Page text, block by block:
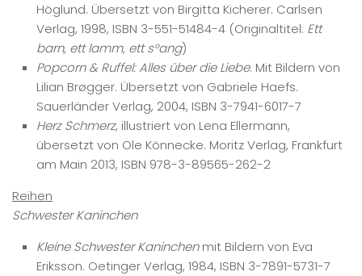
Höglund. Übersetzt von Birgitta Kicherer. Carlsen
Verlag, 1998, ISBN 3-551-51484-4 (Originaltitel: Ett
barn, ett lamm, ett s°ang)
Popcorn & Ruffel: Alles über die Liebe. Mit Bildern von
Lilian Brøgger. Übersetzt von Gabriele Haefs.
Sauerländer Verlag, 2004, ISBN 3-7941-6017-7
Herz Schmerz, illustriert von Lena Ellermann,
übersetzt von Ole Könnecke. Moritz Verlag, Frankfurt
am Main 2013, ISBN 978-3-89565-262-2
Reihen
Schwester Kaninchen
Kleine Schwester Kaninchenmit Bildern von Eva
Eriksson. Oetinger Verlag, 1984, ISBN 3-7891-5731-7